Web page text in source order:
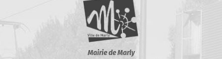
Mairie de Marly